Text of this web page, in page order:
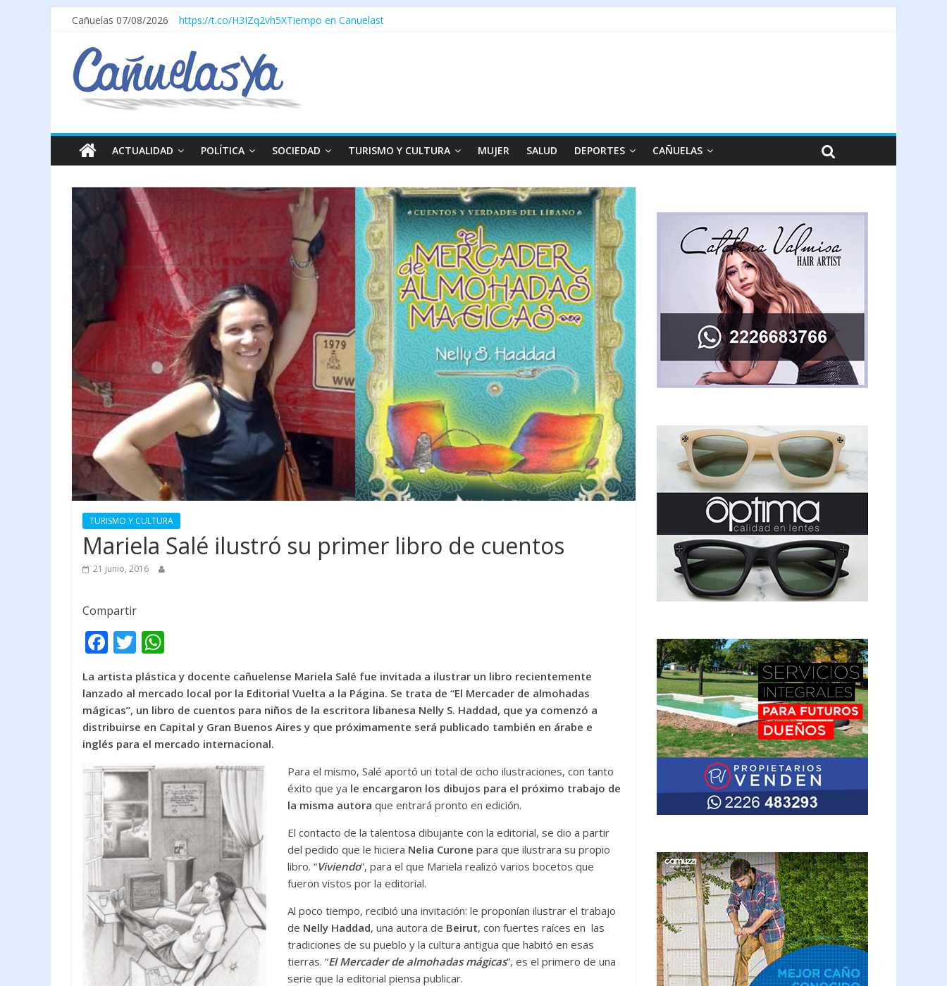
Cañuelas 07/08/2026 https://t.co/H3IZq2vh5XTiempo en Canuelast
ACTUALIDAD POLÍTICA SOCIEDAD TURISMO Y CULTURA MUJER SALUD DEPORTES CAÑUELAS
TURISMO Y CULTURA
Mariela Salé ilustró su primer libro de cuentos
21 junio, 2016
Compartir
F
ac
e
b
o
o
k
T
w
itt
er
at
s
A
p
p
La artista plástica y docente cañuelense Mariela Salé fue invitada a ilustrar un libro recientemente
lanzado al mercado local por la Editorial Vuelta a la Página. Se trata de “El Mercader de almohadas
mágicas”, un libro de cuentos para niños de la escritora libanesa Nelly S. Haddad, que ya comenzó a
distribuirse en Capital y Gran Buenos Aires y que próximamente será publicado también en árabe e
inglés para el mercado internacional.
Para el mismo, Salé aportó un total de ocho ilustraciones, con tanto
éxito que ya le encargaron los dibujos para el próximo trabajo de
la misma autora que entrará pronto en edición.
El contacto de la talentosa dibujante con la editorial, se dio a partir
del pedido que le hiciera Nelia Curone para que ilustrara su propio
libro. “Viviendo”, para el que Mariela realizó varios bocetos que
fueron vistos por la editorial.
Al poco tiempo, recibió una invitación: le proponían ilustrar el trabajo
de Nelly Haddad, una autora de Beirut, con fuertes raíces en las
tradiciones de su pueblo y la cultura antigua que habitó en esas
tierras. “El Mercader de almohadas mágicas”, es el primero de una
serie que la editorial piensa publicar.